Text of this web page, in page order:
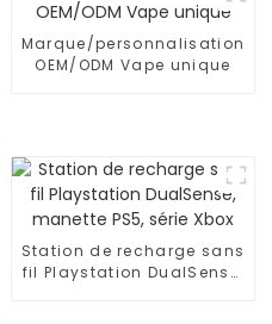
Marque/personnalisation
OEM/ODM Vape unique
Station de recharge sans
fil Playstation DualSense,